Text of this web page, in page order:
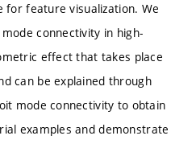
for feature visualization. We
connectivity in high-
effect that takes place
can be explained through
mode connectivity to obtain
examples and demonstrate